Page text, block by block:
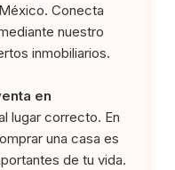
Conecta
nuestro
inmobiliarios.
en
lugar correcto. En
una casa es
de tu vida.